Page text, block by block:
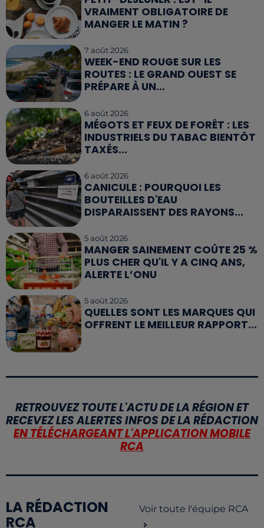
VRAIMENT OBLIGATOIRE DE
MANGER LE MATIN ?
7 août 2026
WEEK-END ROUGE SUR LES
ROUTES : LE GRAND OUEST SE
PRÉPARE À UN...
6 août 2026
MÉGOTS ET FEUX DE FORÊT : LES
INDUSTRIELS DU TABAC BIENTÔT
TAXÉS...
6 août 2026
CANICULE : POURQUOI LES
BOUTEILLES D'EAU
DISPARAISSENT DES RAYONS...
5 août 2026
MANGER SAINEMENT COÛTE 25 %
PLUS CHER QU'IL Y A CINQ ANS,
ALERTE L’ONU
5 août 2026
QUELLES SONT LES MARQUES QUI
OFFRENT LE MEILLEUR RAPPORT...
RETROUVEZ TOUTE L'ACTU DE LA RÉGION ET
RECEVEZ LES ALERTES INFOS DE LA RÉDACTION
EN TÉLÉCHARGEANT L'APPLICATION MOBILE
RCA
LA RÉDACTION
RCA
Voir toute l'équipe RCA